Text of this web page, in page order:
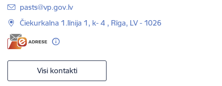
E-pasts:
pasts@vp.gov.lv
Čiekurkalna 1.līnija 1, k- 4 , Rīga, LV - 1026
Visi kontakti